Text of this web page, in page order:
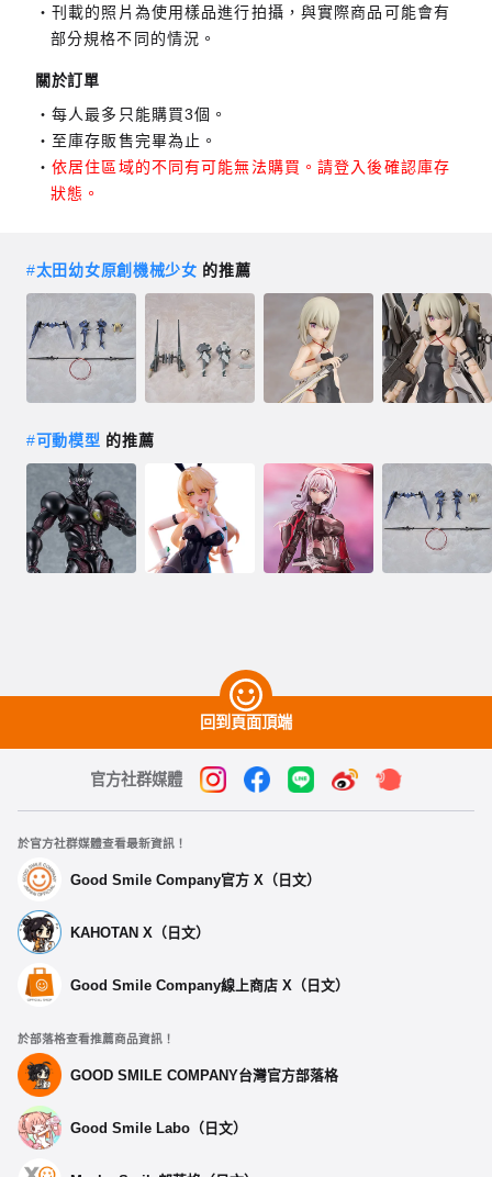
刊載的照片為使用樣品進行拍攝，與實際商品可能會有
部分規格不同的情況。
關於訂單
每人最多只能購買3個。
至庫存販售完畢為止。
依居住區域的不同有可能無法購買。請登入後確認庫存
狀態。
#太田幼女原創機械少女 的推薦
#可動模型 的推薦
回到頁面頂端
官方社群媒體
於官方社群媒體查看最新資訊！
Good Smile Company官方 X（日文）
KAHOTAN X（日文）
Good Smile Company線上商店 X（日文）
於部落格查看推薦商品資訊！
GOOD SMILE COMPANY台灣官方部落格
Good Smile Labo（日文）